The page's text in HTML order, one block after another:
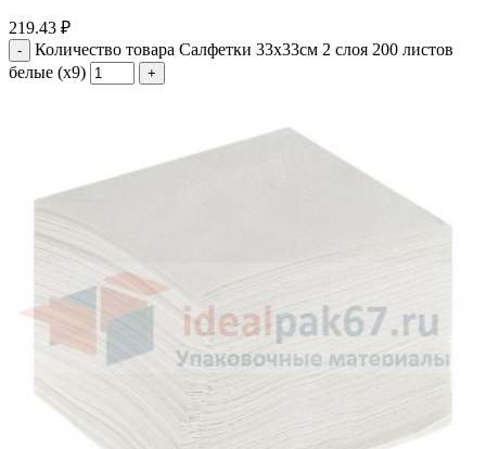
219.43 ₽
Количество товара Салфетки 33х33см 2 слоя 200 листов
белые (х9)